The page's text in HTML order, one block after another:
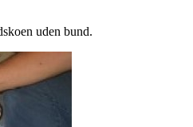
uden bund.